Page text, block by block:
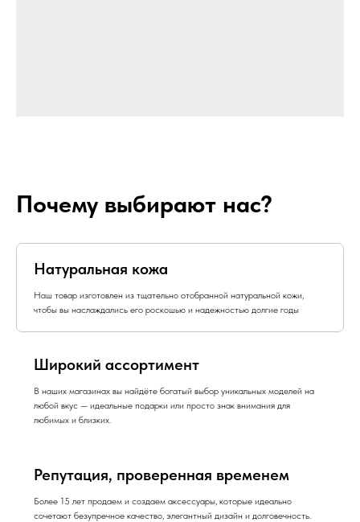
Почему выбирают нас?
Натуральная кожа
Наш товар изготовлен из тщательно отобранной натуральной кожи,
чтобы вы наслаждались его роскошью и надежностью долгие годы
Широкий ассортимент
В наших магазинах вы найдёте богатый выбор уникальных моделей на
любой вкус — идеальные подарки или просто знак внимания для
любимых и близких.
Репутация, проверенная временем
Более 15 лет продаем и создаем аксессуары, которые идеально
сочетают безупречное качество, элегантный дизайн и долговечность.